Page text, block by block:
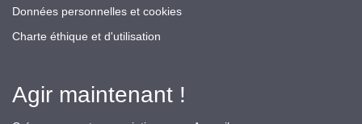
Données personnelles et cookies
Charte éthique et d'utilisation
Agir maintenant !